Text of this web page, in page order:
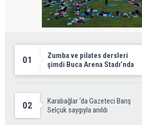
01
Zumba ve pilates dersleri
şimdi Buca Arena Stadı’nda
02
Karabağlar ‘da Gazeteci Barış
Selçuk saygıyla anıldı